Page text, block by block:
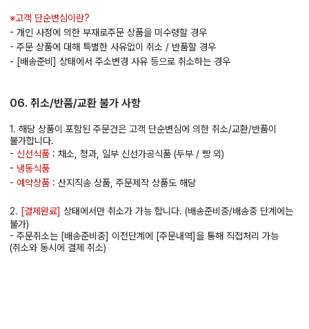
※고객 단순변심이란?
- 개인 사정에 의한 부재로주문 상품을 미수령할 경우
- 주문 상품에 대해 특별한 사유없이 취소 / 반품할 경우
- [배송준비] 상태에서 주소변경 사유 등으로 취소하는 경우
06. 취소/반품/교환 불가 사항
1. 해당 상품이 포함된 주문건은 고객 단순변심에 의한 취소/교환/반품이
불가합니다.
- 신선식품 : 채소, 청과, 일부 신선가공식품 (두부 / 빵 외)
- 냉동식품
- 예약상품 : 산지직송 상품, 주문제작 상품도 해당
2. [결제완료] 상태에서만 취소가 가능 합니다. (배송준비중/배송중 단계에는
불가)
- 주문취소는 [배송준비중] 이전단계에 [주문내역]을 통해 직접처리 가능
(취소와 동시에 결제 취소)